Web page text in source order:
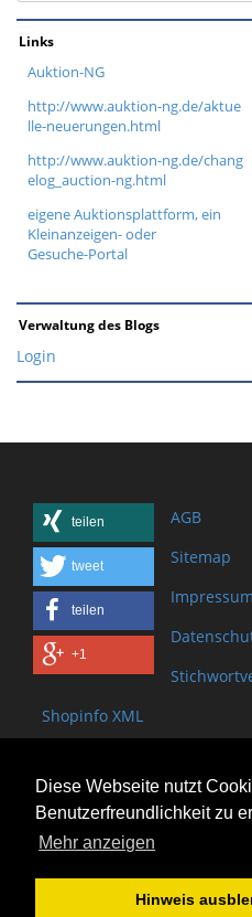
Diese Webseite nutzt
Benutzerfreundlichkeit zu
Mehr anzeigen
Hinweis
Links
Auktion-NG
http://www.auktion-ng.de/aktue
lle-neuerungen.html
http://www.auktion-ng.de/chang
elog_auction-ng.html
eigene Auktionsplattform, ein
Kleinanzeigen- oder
Gesuche-Portal
Verwaltung des Blogs
Login
teilen
tweet
teilen
+1
AGB
Sitemap
Shopinfo XML
Bischof-Brand Straße 2
61440 Oberursel
(+49) 6171 - 98 11 80
(+49) 6171 - 98 28 10